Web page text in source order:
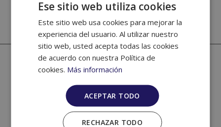
26 AÑOS DE EXPERIENCIA
Empresa de nueva generación, pero desde 1998
coordinando viajes, actividades y campamentos.
Ese sitio web utiliza cookies
Este sitio web usa cookies para mejorar la
experiencia del usuario. Al utilizar nuestro
sitio web, usted acepta todas las cookies
de acuerdo con nuestra Política de
cookies. Más información
ACEPTAR TODO
RECHAZAR TODO